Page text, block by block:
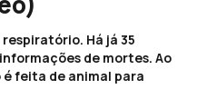
Há já 35
de mortes. Ao
feita de animal para